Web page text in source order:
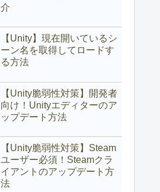
介
【Unity】現在開いているシ
ーン名を取得してロードす
る方法
【Unity脆弱性対策】開発者
向け！Unityエディターのア
ップデート方法
【Unity脆弱性対策】Steam
ユーザー必須！Steamクラ
イアントのアップデート方
法